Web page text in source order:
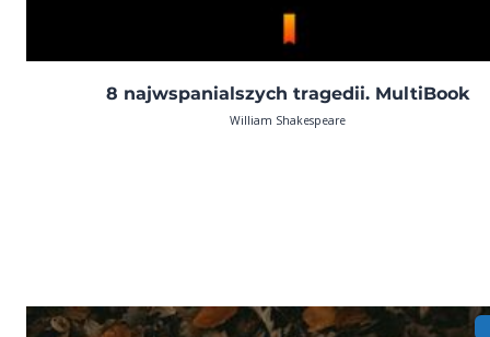
8 najwspanialszych tragedii. MultiBook
William Shakespeare